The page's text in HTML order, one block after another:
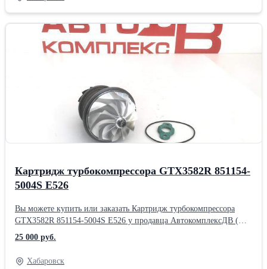
Картридж турбокомпрессора GTX3582R 851154-
5004S Е526
Вы можете купить или заказать Картридж турбокомпрессора
GTX3582R 851154-5004S Е526 у продавца АвтокомплексДВ (
Хабаровск )Производитель: Powertec
25 000 руб.
Хабаровск